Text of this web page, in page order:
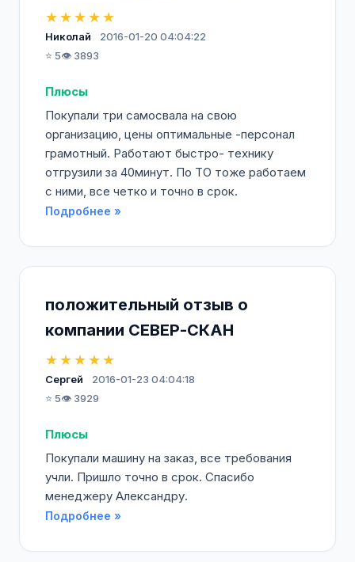
★★★★★
Николай
2016-01-20 04:04:22
⭐ 5👁️ 3893
Плюсы
Покупали три самосвала на свою
организацию, цены оптимальные -персонал
грамотный. Работают быстро- технику
отгрузили за 40минут. По ТО тоже работаем
с ними, все четко и точно в срок.
Подробнее »
положительный отзыв о
компании СЕВЕР-СКАН
★★★★★
Сергей
2016-01-23 04:04:18
⭐ 5👁️ 3929
Плюсы
Покупали машину на заказ, все требования
учли. Пришло точно в срок. Спасибо
менеджеру Александру.
Подробнее »